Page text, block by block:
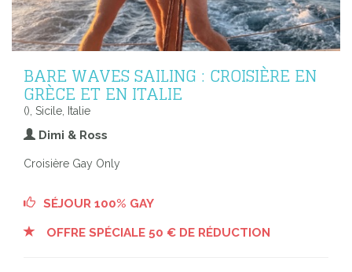
BARE WAVES SAILING : CROISIÈRE EN
GRÈCE ET EN ITALIE
(), Sicile, Italie
Dimi & Ross
Croisière Gay Only
SÉJOUR 100% GAY
OFFRE SPÉCIALE 50 € DE RÉDUCTION